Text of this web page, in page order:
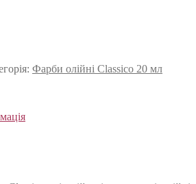
Фарби олійні Classico 20 мл